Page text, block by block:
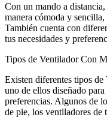
Con un mando a
manera cómoda y
También cuenta con
tus necesidades y
Tipos de Ventilador Con
Existen diferentes tipos
uno de ellos diseñado para
preferencias. Algunos de
de pie, los ventiladores de